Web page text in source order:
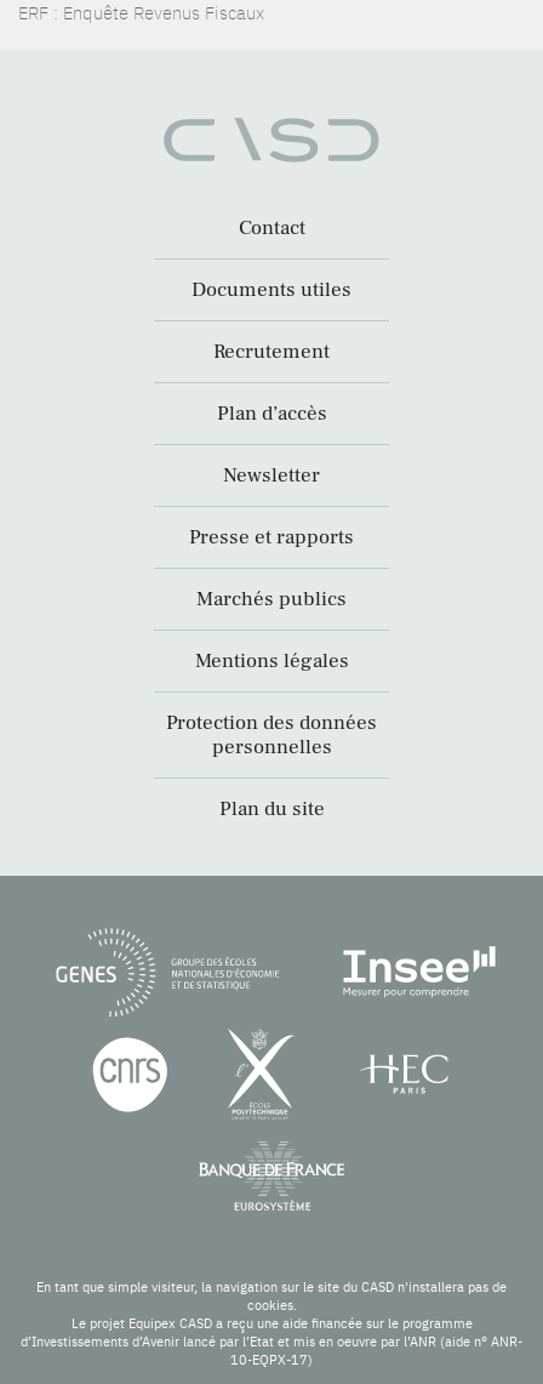
ERF : Enquête Revenus Fiscaux
Contact
Documents utiles
Recrutement
Plan d’accès
Newsletter
Presse et rapports
Marchés publics
Mentions légales
Protection des données
personnelles
Plan du site
En tant que simple visiteur, la navigation sur le site du CASD n'installera pas de
cookies.
Le projet Equipex CASD a reçu une aide financée sur le programme
d’Investissements d’Avenir lancé par l’Etat et mis en oeuvre par l’ANR (aide n° ANR-
10-EQPX-17)